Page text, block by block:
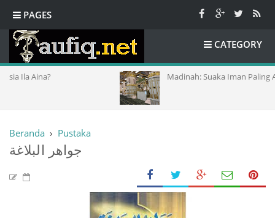
PAGES
CATEGORY
Madinah: Suaka Iman Paling Aman
Beranda › Pustaka
جواهر البلاغة